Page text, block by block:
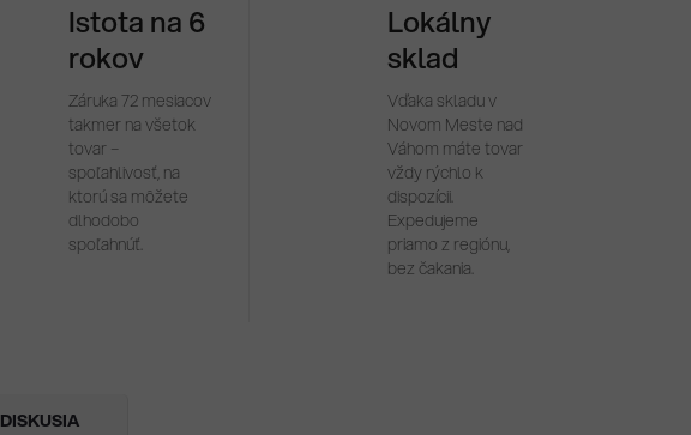
Istota na 6
rokov
Záruka 72 mesiacov
takmer na všetok
tovar –
spoľahlivosť, na
ktorú sa môžete
dlhodobo
spoľahnúť.
Lokálny
sklad
Vďaka skladu v
Novom Meste nad
Váhom máte tovar
vždy rýchlo k
dispozícii.
Expedujeme
priamo z regiónu,
bez čakania.
DISKUSIA